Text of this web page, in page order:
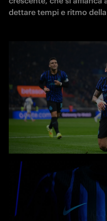
dettare tempi e ritmo